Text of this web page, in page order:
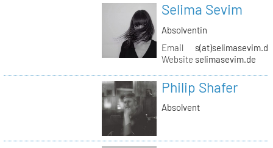
Selima Sevim
Absolventin
Email
s(at)selimasevim.de
Website selimasevim.de
Philip Shafer
Absolvent